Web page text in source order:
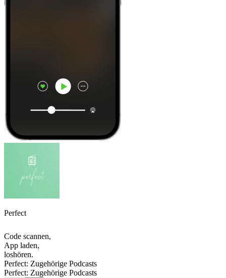
Perfect
Code scannen,
App laden,
loshören.
Perfect: Zugehörige Podcasts
Perfect: Zugehörige Podcasts